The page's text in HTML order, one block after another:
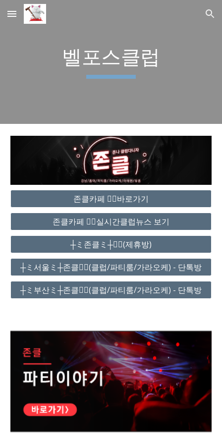
Skip to main content Skip to navigation
벨포스클럽
존클카페 ❤️‍🔥바로가기
존클카페 ❤️‍🔥실시간클럽뉴스 보기
┼ミ존클ミ┼❤️‍🔥(제휴방)
┼ミ서울ミ┼존클❤️‍🔥(클럽/파티룸/가라오케) - 단톡방
┼ミ부산ミ┼존클❤️‍🔥(클럽/파티룸/가라오케) - 단톡방